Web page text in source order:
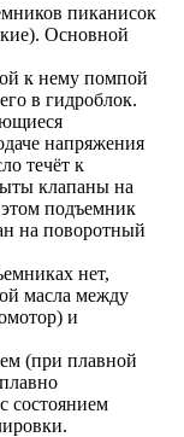
пиканисок
Основной
к нему помпой
в гидроблок.
напряжения
течёт к
клапаны на
подъемник
на поворотный
нет,
масла между
и
(при плавной
состоянием